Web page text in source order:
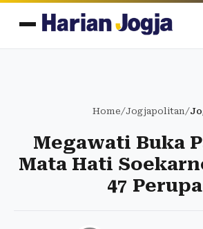
Home/Jogjapolitan/
Megawati Buka
Mata Hati
47 Perupa